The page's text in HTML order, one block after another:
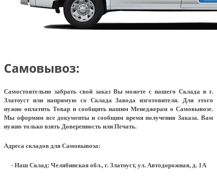
Самовывоз:
Самостоятельно забрать свой заказ Вы можете с нашего Склада в г.
Златоуст или напрямую со Склада Завода изготовителя. Для этого
нужно оплатить Товар и сообщить нашим Менеджерам о Самовывозе.
Мы оформим все документы и сообщим время получения Заказа. Вам
нужно только взять Доверенность или Печать.
Адреса складов для Самовывоза:
- Наш Склад: Челябинская обл., г. Златоуст, ул. Автодорожная, д. 1А